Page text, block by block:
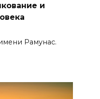
и
Рамунас.